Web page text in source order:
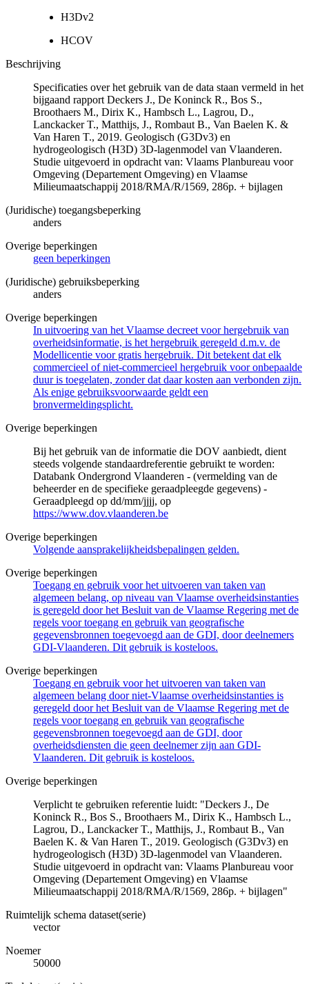
H3Dv2
HCOV
Beschrijving
Specificaties over het gebruik van de data staan vermeld in het
bijgaand rapport Deckers J., De Koninck R., Bos S.,
Broothaers M., Dirix K., Hambsch L., Lagrou, D.,
Lanckacker T., Matthijs, J., Rombaut B., Van Baelen K. &
Van Haren T., 2019. Geologisch (G3Dv3) en
hydrogeologisch (H3D) 3D-lagenmodel van Vlaanderen.
Studie uitgevoerd in opdracht van: Vlaams Planbureau voor
Omgeving (Departement Omgeving) en Vlaamse
Milieumaatschappij 2018/RMA/R/1569, 286p. + bijlagen
(Juridische) toegangsbeperking
anders
Overige beperkingen
geen beperkingen
(Juridische) gebruiksbeperking
anders
Overige beperkingen
In uitvoering van het Vlaamse decreet voor hergebruik van
overheidsinformatie, is het hergebruik geregeld d.m.v. de
Modellicentie voor gratis hergebruik. Dit betekent dat elk
commercieel of niet-commercieel hergebruik voor onbepaalde
duur is toegelaten, zonder dat daar kosten aan verbonden zijn.
Als enige gebruiksvoorwaarde geldt een
bronvermeldingsplicht.
Overige beperkingen
Bij het gebruik van de informatie die DOV aanbiedt, dient
steeds volgende standaardreferentie gebruikt te worden:
Databank Ondergrond Vlaanderen - (vermelding van de
beheerder en de specifieke geraadpleegde gegevens) -
Geraadpleegd op dd/mm/jjjj, op
https://www.dov.vlaanderen.be
Overige beperkingen
Volgende aansprakelijkheidsbepalingen gelden.
Overige beperkingen
Toegang en gebruik voor het uitvoeren van taken van
algemeen belang, op niveau van Vlaamse overheidsinstanties
is geregeld door het Besluit van de Vlaamse Regering met de
regels voor toegang en gebruik van geografische
gegevensbronnen toegevoegd aan de GDI, door deelnemers
GDI-Vlaanderen. Dit gebruik is kosteloos.
Overige beperkingen
Toegang en gebruik voor het uitvoeren van taken van
algemeen belang door niet-Vlaamse overheidsinstanties is
geregeld door het Besluit van de Vlaamse Regering met de
regels voor toegang en gebruik van geografische
gegevensbronnen toegevoegd aan de GDI, door
overheidsdiensten die geen deelnemer zijn aan GDI-
Vlaanderen. Dit gebruik is kosteloos.
Overige beperkingen
Verplicht te gebruiken referentie luidt: "Deckers J., De
Koninck R., Bos S., Broothaers M., Dirix K., Hambsch L.,
Lagrou, D., Lanckacker T., Matthijs, J., Rombaut B., Van
Baelen K. & Van Haren T., 2019. Geologisch (G3Dv3) en
hydrogeologisch (H3D) 3D-lagenmodel van Vlaanderen.
Studie uitgevoerd in opdracht van: Vlaams Planbureau voor
Omgeving (Departement Omgeving) en Vlaamse
Milieumaatschappij 2018/RMA/R/1569, 286p. + bijlagen"
Ruimtelijk schema dataset(serie)
vector
Noemer
50000